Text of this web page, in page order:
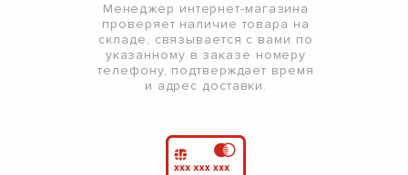
Менеджер интернет-магазина
проверяет наличие товара на
складе, связывается с вами по
указанному в заказе номеру
телефону, подтверждает время
и адрес доставки.